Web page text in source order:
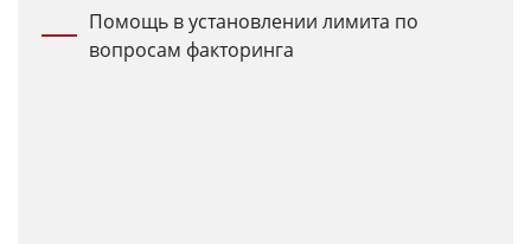
Помощь в установлении лимита по
вопросам факторинга